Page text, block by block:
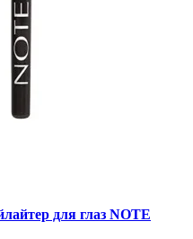
для глаз NOTE